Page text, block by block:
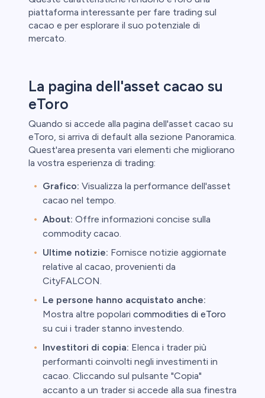
piattaforma interessante per fare trading sul
cacao e per esplorare il suo potenziale di
mercato.
La pagina dell'asset cacao su
eToro
Quando si accede alla pagina dell'asset cacao su
eToro, si arriva di default alla sezione Panoramica.
Quest'area presenta vari elementi che migliorano
la vostra esperienza di trading:
Grafico: Visualizza la performance dell'asset
cacao nel tempo.
About: Offre informazioni concise sulla
commodity cacao.
Ultime notizie: Fornisce notizie aggiornate
relative al cacao, provenienti da
CityFALCON.
Le persone hanno acquistato anche:
Mostra altre popolari commodities di eToro
su cui i trader stanno investendo.
Investitori di copia: Elenca i trader più
performanti coinvolti negli investimenti in
cacao. Cliccando sul pulsante "Copia"
accanto a un trader si accede alla sua finestra